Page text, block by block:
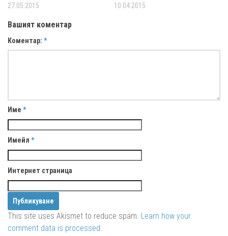
27.05.2015 10.04.2015
Вашият коментар
Коментар: *
Име *
Имейл *
Интернет страница
This site uses Akismet to reduce spam. Learn how your
comment data is processed.